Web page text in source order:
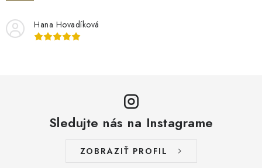
Hana Hovadíková
Sledujte nás na Instagrame
ZOBRAZIŤ PROFIL